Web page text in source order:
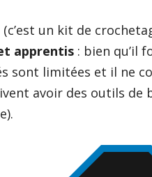
un kit de
apprentis : bien qu’il
sont limitées et il ne
avoir des outils de